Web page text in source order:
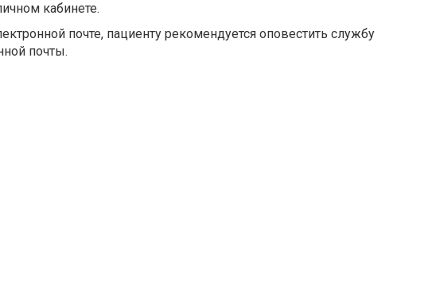
кабинете.
почте, пациенту рекомендуется оповестить службу
почты.